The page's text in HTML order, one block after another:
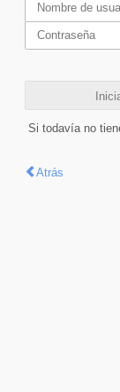
Si todavía no
Atrás